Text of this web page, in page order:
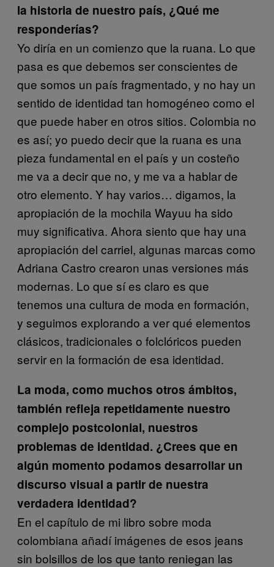
la historia de nuestro país, ¿Qué me
responderías?
Yo diría en un comienzo que la ruana. Lo que
pasa es que debemos ser conscientes de
que somos un país fragmentado, y no hay un
sentido de identidad tan homogéneo como el
que puede haber en otros sitios. Colombia no
es así; yo puedo decir que la ruana es una
pieza fundamental en el país y un costeño
me va a decir que no, y me va a hablar de
otro elemento. Y hay varios… digamos, la
apropiación de la mochila Wayuu ha sido
muy significativa. Ahora siento que hay una
apropiación del carriel, algunas marcas como
Adriana Castro crearon unas versiones más
modernas. Lo que sí es claro es que
tenemos una cultura de moda en formación,
y seguimos explorando a ver qué elementos
clásicos, tradicionales o folclóricos pueden
servir en la formación de esa identidad.
La moda, como muchos otros ámbitos,
también refleja repetidamente nuestro
complejo postcolonial, nuestros
problemas de identidad. ¿Crees que en
algún momento podamos desarrollar un
discurso visual a partir de nuestra
verdadera identidad?
En el capítulo de mi libro sobre moda
colombiana añadí imágenes de esos jeans
sin bolsillos de los que tanto reniegan las